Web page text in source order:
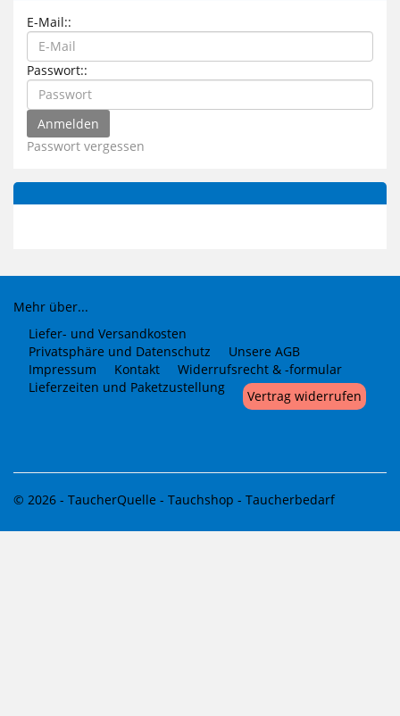
E-Mail::
Passwort::
Passwort vergessen
Mehr über...
Liefer- und Versandkosten
Privatsphäre und Datenschutz
Unsere AGB
Impressum
Kontakt
Widerrufsrecht & -formular
Lieferzeiten und Paketzustellung
Vertrag widerrufen
© 2026 - TaucherQuelle - Tauchshop - Taucherbedarf